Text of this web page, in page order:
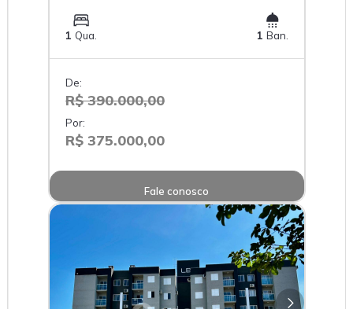
1 Qua. 1Ban.
De:
R$ 390.000,00
Por:
R$ 375.000,00
Fale conosco